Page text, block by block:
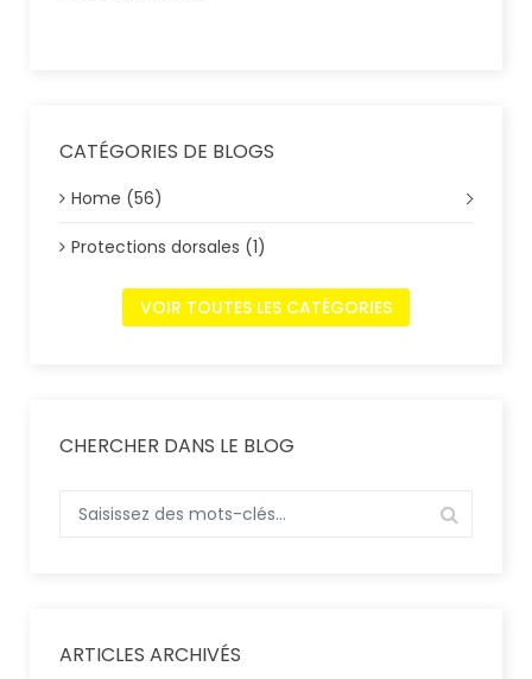
CATÉGORIES DE BLOGS
Home (56)
Protections dorsales (1)
VOIR TOUTES LES CATÉGORIES
CHERCHER DANS LE BLOG
ARTICLES ARCHIVÉS